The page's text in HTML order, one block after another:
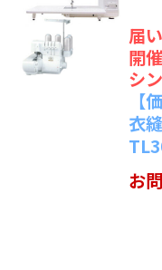
届
開
シ
【
衣
お